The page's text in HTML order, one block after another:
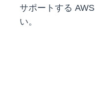
サポートする
い。